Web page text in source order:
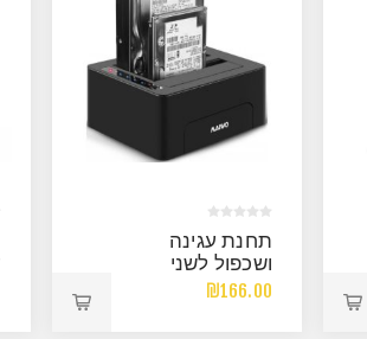
תחנת עגינה
ושכפול לשני
₪166.00